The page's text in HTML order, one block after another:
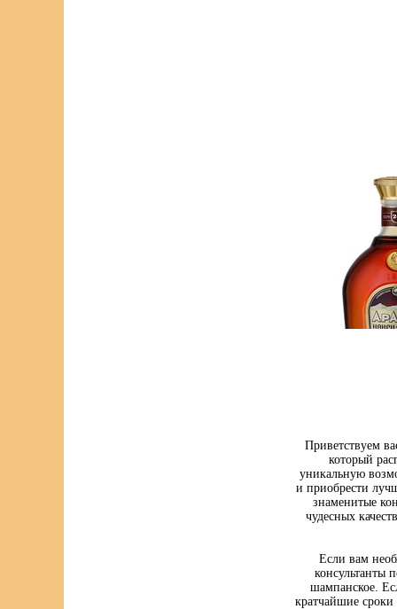
Приветствуем
который
уникальную
и приобрести
знаменитые
чудесных
Если вам
консультанты
шампанское.
кратчайшие